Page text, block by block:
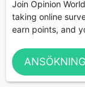
Join Opinion
taking online
earn points, and